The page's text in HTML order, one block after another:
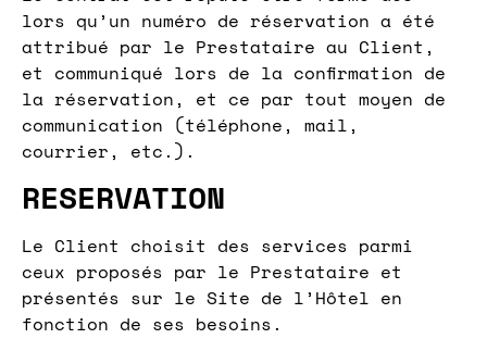
lors qu’un numéro de réservation a été
attribué par le Prestataire au Client,
et communiqué lors de la confirmation de
la réservation, et ce par tout moyen de
communication (téléphone, mail,
courrier, etc.).
RESERVATION
Le Client choisit des services parmi
ceux proposés par le Prestataire et
présentés sur le Site de l’Hôtel en
fonction de ses besoins.